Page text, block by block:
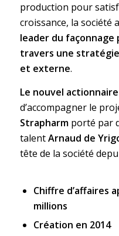
production pour
croissance, la société
leader du façonnage
travers une
et externe.
Le nouvel
d’accompagner le
Strapharmporté par
talentArnaud de
tête de la société
Chiffre d’affaires
millions
Création en 2014